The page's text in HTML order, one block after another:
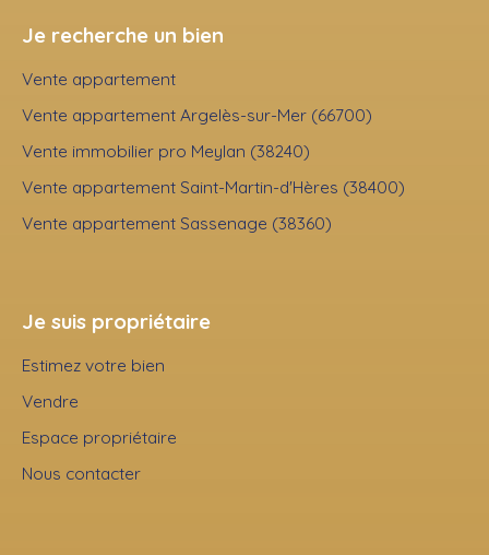
Je recherche un bien
Vente appartement
Vente appartement Argelès-sur-Mer (66700)
Vente immobilier pro Meylan (38240)
Vente appartement Saint-Martin-d'Hères (38400)
Vente appartement Sassenage (38360)
Je suis propriétaire
Estimez votre bien
Vendre
Espace propriétaire
Nous contacter